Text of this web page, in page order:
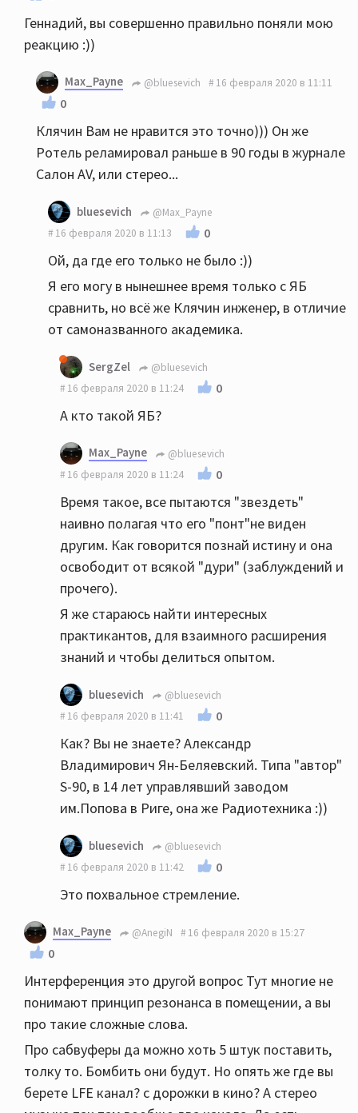
Геннадий, вы совершенно правильно поняли мою
реакцию :))
Max_Payne @bluesevich 16 февраля 2020 в 11:11
0
Клячин Вам не нравится это точно))) Он же
Ротель реламировал раньше в 90 годы в журнале
Салон AV, или стерео...
bluesevich
@Max_Payne
16 февраля 2020 в 11:13
0
Ой, да где его только не было :))
Я его могу в нынешнее время только с ЯБ
сравнить, но всё же Клячин инженер, в отличие
от самоназванного академика.
SergZel
@bluesevich
16 февраля 2020 в 11:24
0
А кто такой ЯБ?
Max_Payne
@bluesevich
16 февраля 2020 в 11:24
0
Время такое, все пытаются "звездеть"
наивно полагая что его "понт"не виден
другим. Как говорится познай истину и она
освободит от всякой "дури" (заблуждений и
прочего).
Я же стараюсь найти интересных
практикантов, для взаимного расширения
знаний и чтобы делиться опытом.
bluesevich
@bluesevich
16 февраля 2020 в 11:41
0
Как? Вы не знаете? Александр
Владимирович Ян-Беляевский. Типа "автор"
S-90, в 14 лет управлявший заводом
им.Попова в Риге, она же Радиотехника :))
bluesevich
@bluesevich
16 февраля 2020 в 11:42
0
Это похвальное стремление.
Max_Payne @AnegiN 16 февраля 2020 в 15:27
0
Интерференция это другой вопрос Тут многие не
понимают принцип резонанса в помещении, а вы
про такие сложные слова.
Про сабвуферы да можно хоть 5 штук поставить,
толку то. Бомбить они будут. Но опять же где вы
берете LFE канал? с дорожки в кино? А стерео